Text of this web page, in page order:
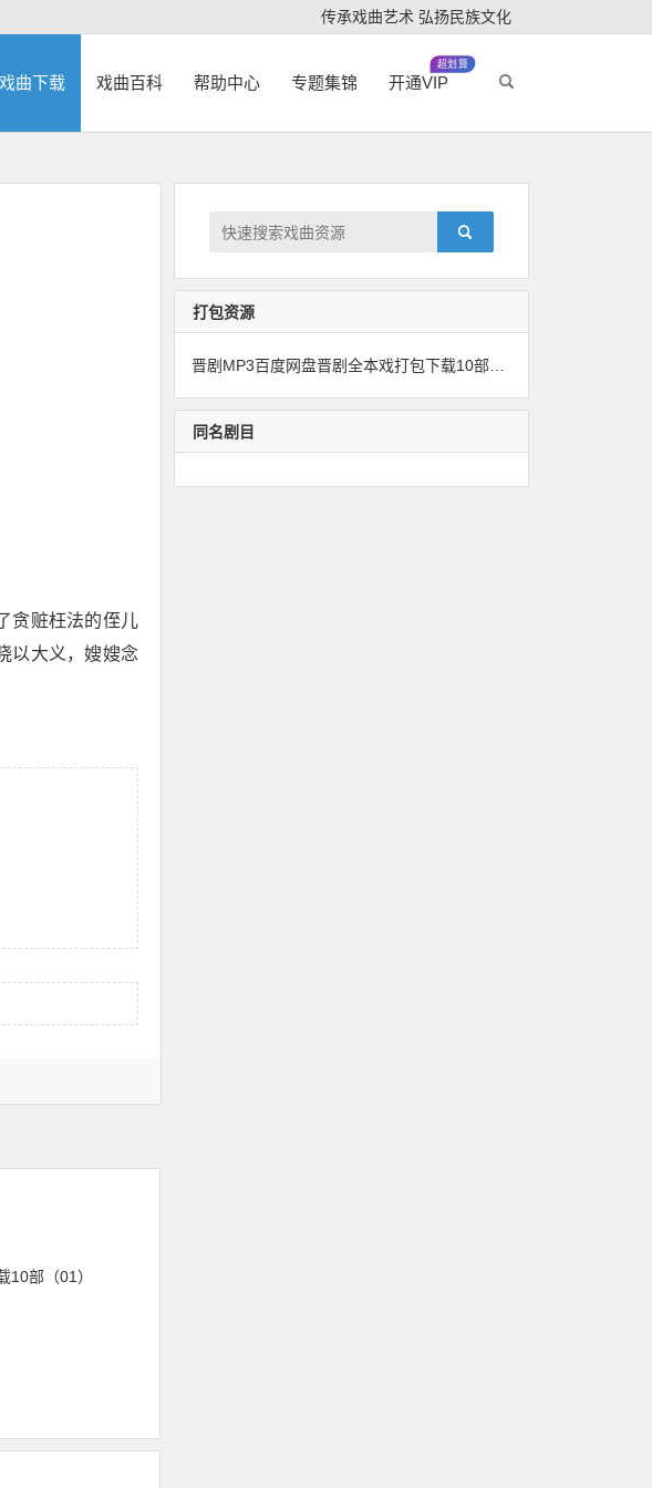
传承戏曲艺术 弘扬民族文化
戏曲下载 戏曲百科 帮助中心 专题集锦 开通VIP
超划算
贪赃枉法的侄儿
以大义，嫂嫂念
10部（01）
打包资源
同名剧目